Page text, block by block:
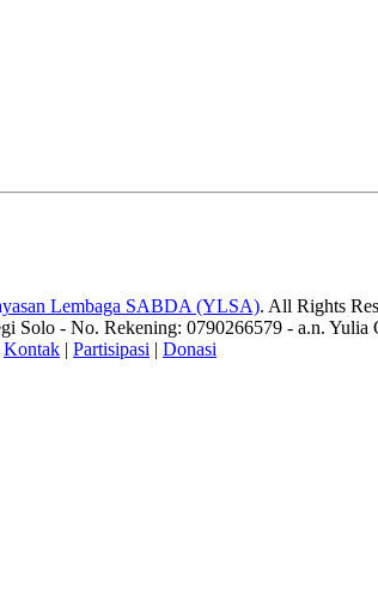
Lembaga SABDA (YLSA). All Rights
Solo - No. Rekening: 0790266579 - a.n. Yulia
Kontak | Partisipasi | Donasi